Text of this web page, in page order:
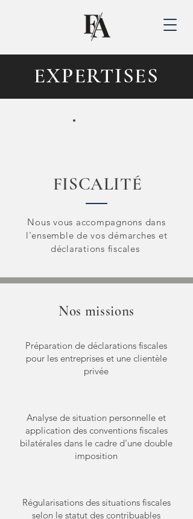
EXPERTISES
FISCALITÉ
Nous vous accompagnons dans
l'ensemble de vos démarches et
déclarations fiscales
Nos missions
Préparation de déclarations fiscales
pour les entreprises et une clientèle
privée
Analyse de situation personnelle et
application des conventions fiscales
bilatérales dans le cadre d'une double
imposition
Régularisations des situations fiscales
selon le statut des contribuables